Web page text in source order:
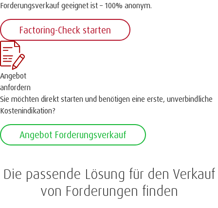
Forderungsverkauf geeignet ist – 100% anonym.
Factoring-Check starten
Angebot
anfordern
Sie möchten direkt starten und benötigen eine erste, unverbindliche
Kostenindikation?
Angebot Forderungsverkauf
Die passende Lösung für den Verkauf
von Forderungen finden